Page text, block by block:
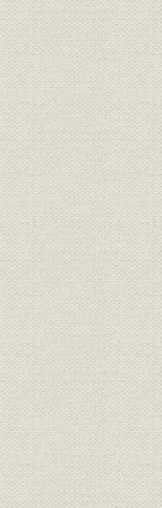
事業所
事業所
靴;風俗
商標
経営